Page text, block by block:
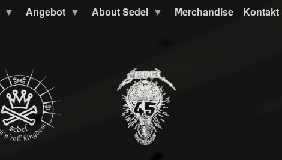
Angebot About Sedel Merchandise Kontakt